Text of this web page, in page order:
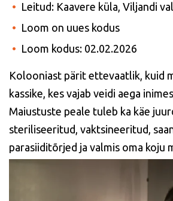
Leitud: Kaavere küla, Viljandi
Loom on uues kodus
Loom kodus: 02.02.2026
Kolooniast pärit ettevaatlik, kuid
kassike, kes vajab veidi aega
Maiustuste peale tuleb ka käe
steriliseeritud, vaktsineeritud,
parasiiditõrjed ja valmis oma koju